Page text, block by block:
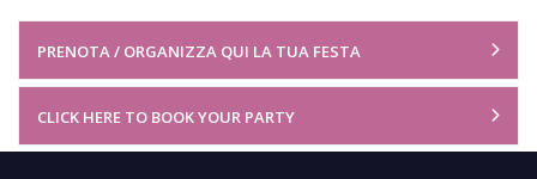
PRENOTA / ORGANIZZA QUI LA TUA FESTA
CLICK HERE TO BOOK YOUR PARTY